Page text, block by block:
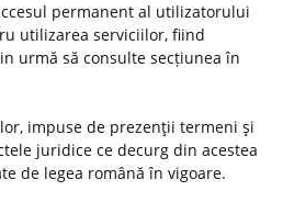
permanent al utilizatorului
utilizarea serviciilor, fiind
urmă să consulte secțiunea în
impuse de prezenţii termeni şi
juridice ce decurg din acestea
de legea română în vigoare.